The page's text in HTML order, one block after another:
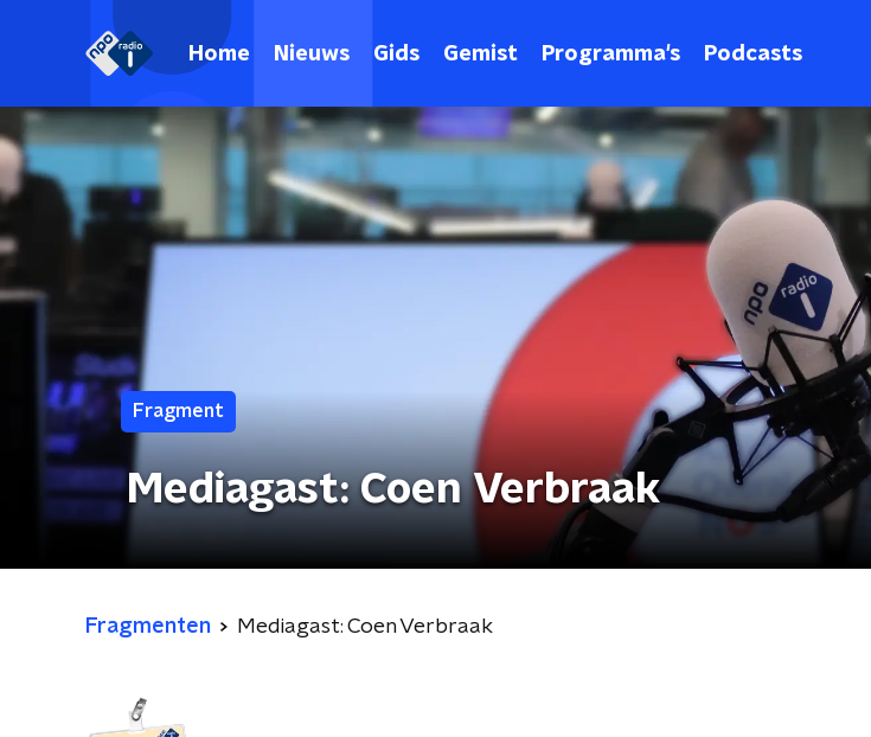
Home Nieuws Gids Gemist Programma's Podcasts
Fragment
Mediagast: Coen Verbraak
Fragmenten Mediagast: Coen Verbraak